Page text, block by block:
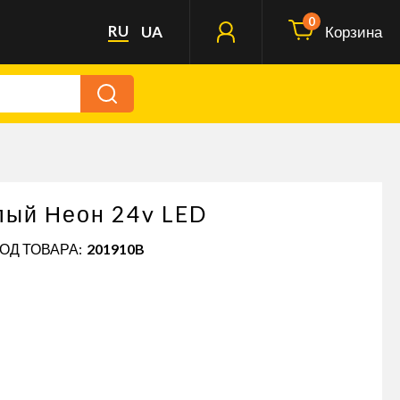
RU UA
0
Корзина
Неон 24v LED
ТОВАРА: 201910B